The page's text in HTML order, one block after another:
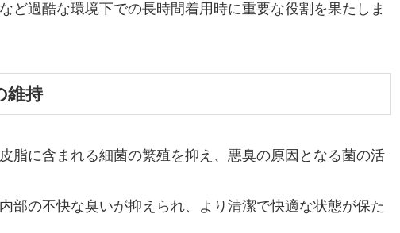
ど過酷な環境下での長時間着用時に重要な役割を果たしま
維持
脂に含まれる細菌の繁殖を抑え、悪臭の原因となる菌の活
部の不快な臭いが抑えられ、より清潔で快適な状態が保た